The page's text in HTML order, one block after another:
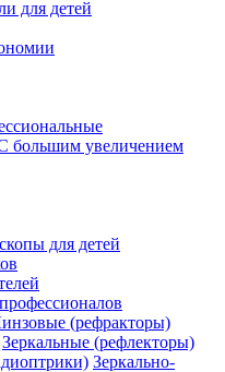
для детей
большим увеличением
для детей
(рефракторы)
Зеркальные (рефлекторы)
Зеркально-